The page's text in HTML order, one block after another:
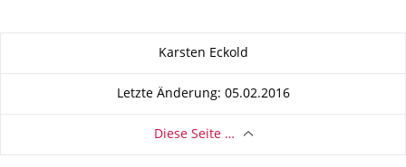
Karsten Eckold
Letzte Änderung: 05.02.2016
Diese Seite …